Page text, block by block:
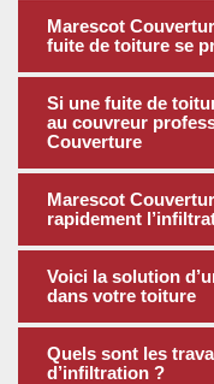
Marescot
fuite de toiture se
Si une fuite de
au couvreur
Couverture
Marescot
rapidement
Voici la solution
dans votre toiture
Quels sont les
d’infiltration ?